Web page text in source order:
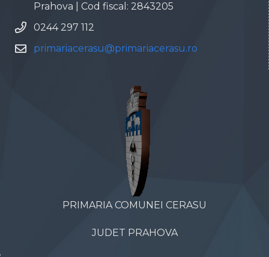
Prahova | Cod fiscal: 2843205
0244 297 112
primariacerasu@primariacerasu.ro
PRIMARIA COMUNEI CERASU
JUDET PRAHOVA